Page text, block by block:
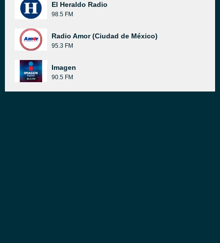
El Heraldo Radio
98.5 FM
Radio Amor (Ciudad de México)
95.3 FM
Imagen
90.5 FM